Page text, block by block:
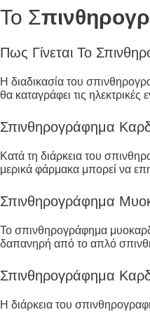
Το Σ
Πως Γίνεται Το
Η διαδικασία του
θα καταγράφει τις
Σπινθηρογράφημα
Κατά τη διάρκεια του
μερικά φάρμακα μπορεί να
Σπινθηρογράφημα
Το σπινθηρογράφημα
δαπανηρή από το απλό
Σπινθηρογράφημα
Η διάρκεια του